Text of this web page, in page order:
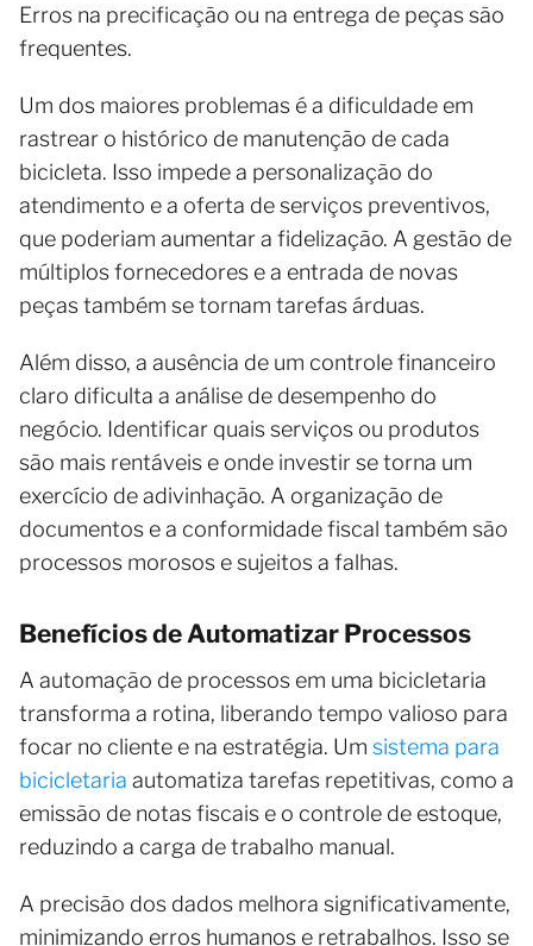
Erros na precificação ou na entrega de peças são
frequentes.
Um dos maiores problemas é a dificuldade em
rastrear o histórico de manutenção de cada
bicicleta. Isso impede a personalização do
atendimento e a oferta de serviços preventivos,
que poderiam aumentar a fidelização. A gestão de
múltiplos fornecedores e a entrada de novas
peças também se tornam tarefas árduas.
Além disso, a ausência de um controle financeiro
claro dificulta a análise de desempenho do
negócio. Identificar quais serviços ou produtos
são mais rentáveis e onde investir se torna um
exercício de adivinhação. A organização de
documentos e a conformidade fiscal também são
processos morosos e sujeitos a falhas.
Benefícios de Automatizar Processos
A automação de processos em uma bicicletaria
transforma a rotina, liberando tempo valioso para
focar no cliente e na estratégia. Um sistema para
bicicletaria automatiza tarefas repetitivas, como a
emissão de notas fiscais e o controle de estoque,
reduzindo a carga de trabalho manual.
A precisão dos dados melhora significativamente,
minimizando erros humanos e retrabalhos. Isso se